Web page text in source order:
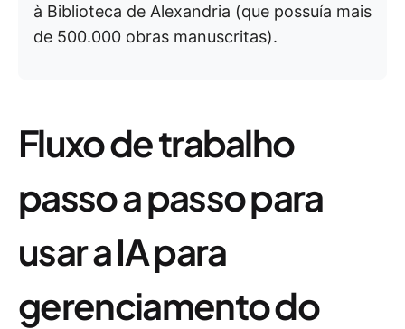
à Biblioteca de Alexandria (que possuía mais
de 500.000 obras manuscritas).
Fluxo de trabalho
passo a passo para
usar a IA para
gerenciamento do